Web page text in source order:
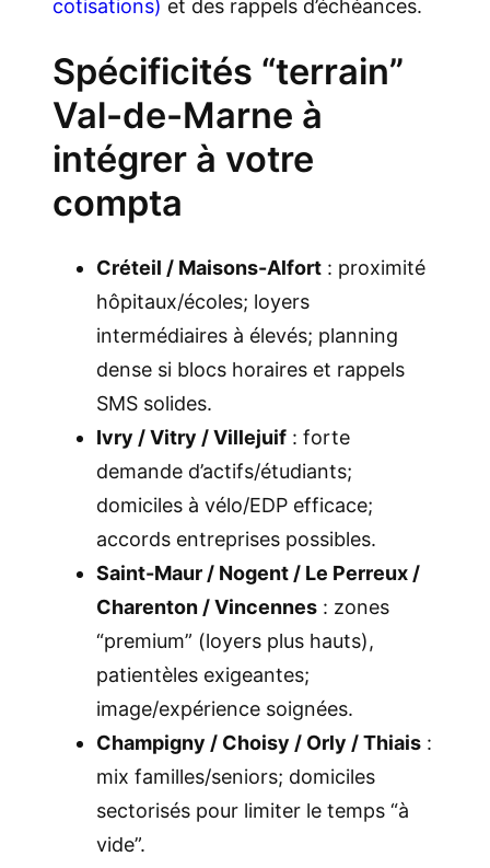
cotisations) et des rappels d’échéances.
Spécificités “terrain”
Val-de-Marne à
intégrer à votre
compta
Créteil / Maisons-Alfort : proximité
hôpitaux/écoles; loyers
intermédiaires à élevés; planning
dense si blocs horaires et rappels
SMS solides.
Ivry / Vitry / Villejuif : forte
demande d’actifs/étudiants;
domiciles à vélo/EDP efficace;
accords entreprises possibles.
Saint-Maur / Nogent / Le Perreux /
Charenton / Vincennes : zones
“premium” (loyers plus hauts),
patientèles exigeantes;
image/expérience soignées.
Champigny / Choisy / Orly / Thiais :
mix familles/seniors; domiciles
sectorisés pour limiter le temps “à
vide”.